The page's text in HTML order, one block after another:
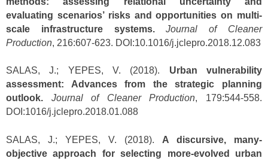
evaluating scenarios’ risks and opportunities on multi-
scale infrastructure systems.
Journal of Cleaner
Production, 216:607-623. DOI:10.1016/j.jclepro.2018.12.083
SALAS, J.; YEPES, V. (2018). Urban vulnerability
assessment: Advances from the strategic planning
outlook.
Journal of Cleaner Production, 179:544-558.
DOI:1016/j.jclepro.2018.01.088
SALAS, J.; YEPES, V. (2018). A discursive, many-
objective approach for selecting more-evolved urban